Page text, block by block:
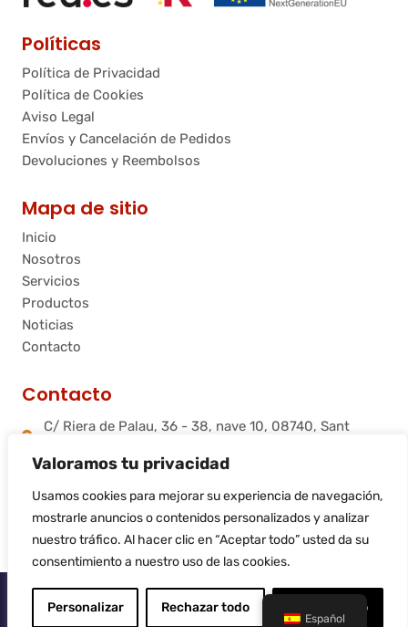
Valoramos tu privacidad
Usamos cookies para mejorar su experiencia de navegación,
mostrarle anuncios o contenidos personalizados y analizar
nuestro tráfico. Al hacer clic en “Aceptar todo” usted da su
consentimiento a nuestro uso de las cookies.
Personalizar Rechazar todo Aceptar todo
Políticas
Política de Privacidad
Política de Cookies
Aviso Legal
Envíos y Cancelación de Pedidos
Devoluciones y Reembolsos
Mapa de sitio
Inicio
Nosotros
Servicios
Productos
Noticias
Contacto
Contacto
C/ Riera de Palau, 36 - 38, nave 10, 08740, Sant
info@flamtec.es
+34 937 06 00 52
Flamtec Combustión Ibérica, S.L.
© 2025
Flamtec
Español